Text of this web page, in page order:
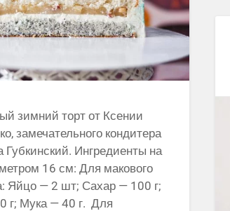
зимний торт от Ксении
замечательного кондитера
Губкинский. Ингредиенты на
16 см: Для макового
Яйцо — 2 шт; Сахар — 100 г;
г; Мука — 40 г. Для